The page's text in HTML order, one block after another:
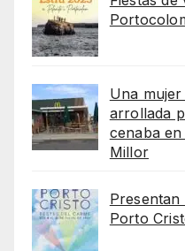
Una
arrollada
cenaba en
Millor
Presentan
Porto